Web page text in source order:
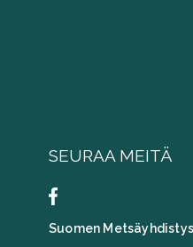
SEURAA MEITÄ
Suomen Metsäyhdistys